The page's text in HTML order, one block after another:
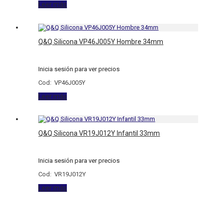
Leer más
Q&Q Silicona VP46J005Y Hombre 34mm
Inicia sesión para ver precios
Cod: VP46J005Y
Leer más
Q&Q Silicona VR19J012Y Infantil 33mm
Inicia sesión para ver precios
Cod: VR19J012Y
Leer más